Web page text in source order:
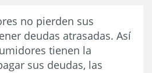
no pierden sus
deudas atrasadas. Así
tienen la
sus deudas, las